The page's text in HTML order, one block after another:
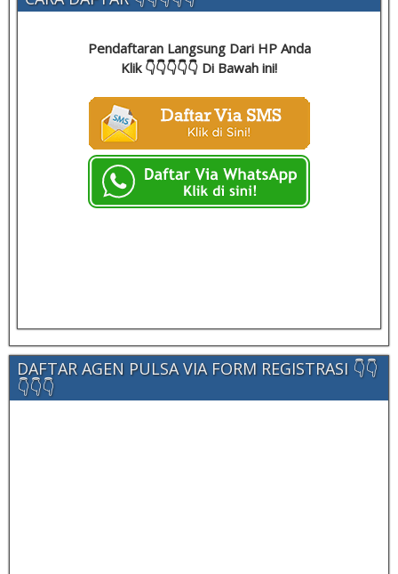
Pendaftaran Langsung Dari HP Anda
Klik 👇👇👇👇👇 Di Bawah ini!
DAFTAR AGEN PULSA VIA FORM REGISTRASI 👇👇
👇👇👇